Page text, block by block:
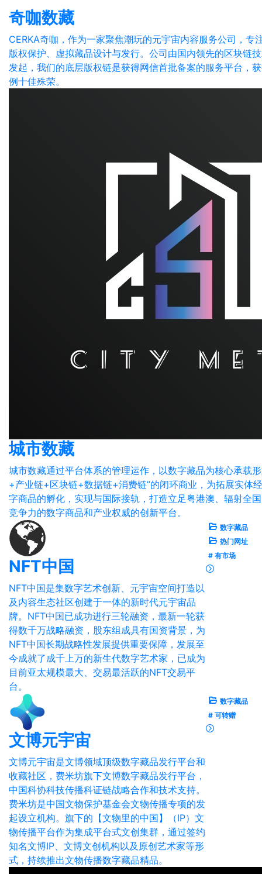
奇咖数藏
CERKA奇咖，作为⼀家聚焦潮玩的元宇宙内容服务公司，专
版权保护、虚拟藏品设计与发⾏。公司由国内领先的区块链
发起，我们的底层版权链是获得⽹信⾸批备案的服务平台，
例十佳殊荣。
城市数藏
城市数藏通过平台体系的管理运作，以数字藏品为核心承载
+产业链+区块链+数据链+消费链”的闭环商业，为拓展实体
字商品的孵化，实现与国际接轨，打造立足粤港澳、辐射全
竞争力的数字商品和产业权威的创新平台。
NFT中国
NFT中国是集数字艺术创新、元宇宙空间打造以
及内容生态社区创建于一体的新时代元宇宙品
牌。NFT中国已成功进行三轮融资，最新一轮获
得数千万战略融资，股东组成具有国资背景，为
NFT中国长期战略性发展提供重要保障，发展至
今成就了成千上万的新生代数字艺术家，已成为
目前亚太规模最大、交易最活跃的NFT交易平
台。
数字藏品
热门网址
# 有市场
文博元宇宙
文博元宇宙是文博领域顶级数字藏品发行平台和
收藏社区，费米坊旗下文博数字藏品发行平台，
中国科协科技传播科证链战略合作和技术支持。
费米坊是中国文物保护基金会文物传播专项的发
起设立机构。旗下的【文物里的中国】（IP）文
物传播平台作为集成平台式文创集群，通过签约
知名文博IP、文博文创机构以及原创艺术家等形
式，持续推出文物传播数字藏品精品。
数字藏品
# 可转赠